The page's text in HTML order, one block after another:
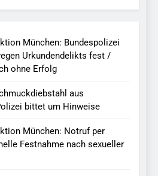
München: Bundespolizei
Urkundendelikts fest /
ohne Erfolg
aus
bittet um Hinweise
München: Notruf per
Festnahme nach sexueller